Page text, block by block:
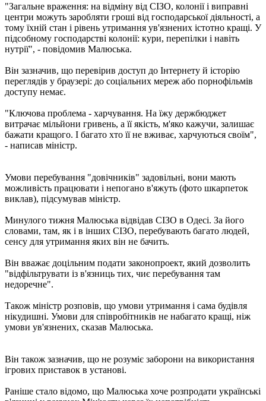
"Загальне враження: на відміну від СІЗО, колонії і виправні
центри можуть заробляти гроші від господарської діяльності, а
тому їхній стан і рівень утримання ув'язнених істотно кращі. У
підсобному господарстві колонії: кури, перепілки і навіть
нутрії", - повідомив Малюська.
Він зазначив, що перевірив доступ до Інтернету й історію
переглядів у браузері: до соціальних мереж або порнофільмів
доступу немає.
"Ключова проблема - харчування. На їжу держбюджет
витрачає мільйони гривень, а її якість, м'яко кажучи, залишає
бажати кращого. І багато хто її не вживає, харчуються своїм",
- написав міністр.
Умови перебування "довічників" задовільні, вони мають
можливість працювати і непогано в'яжуть (фото шкарпеток
виклав), підсумував міністр.
Минулого тижня Малюська відвідав СІЗО в Одесі. За його
словами, там, як і в інших СІЗО, перебувають багато людей,
сенсу для утримання яких він не бачить.
Він вважає доцільним подати законопроект, який дозволить
"відфільтрувати із в'язниць тих, чиє перебування там
недоречне".
Також міністр розповів, що умови утримання і сама будівля
нікудишні. Умови для співробітників не набагато кращі, ніж
умови ув'язнених, сказав Малюська.
Він також зазначив, що не розуміє заборони на використання
ігрових приставок в установі.
Раніше стало відомо, що Малюська хоче розпродати українські